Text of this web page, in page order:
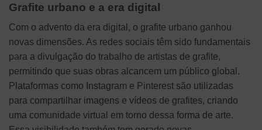
Grafite urbano e a era digital
Com o advento da era digital, o grafite urbano ganhou
novas dimensões. As redes sociais têm sido fundamentais
para a divulgação do trabalho de artistas de grafite,
permitindo que suas obras alcancem um público global.
Plataformas como Instagram e Pinterest são utilizadas
para compartilhar imagens e vídeos de grafites, criando
uma comunidade virtual em torno dessa forma de arte.